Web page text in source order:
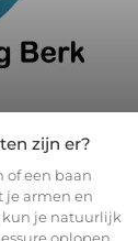
zijn er?
of een baan
je armen en
je natuurlijk